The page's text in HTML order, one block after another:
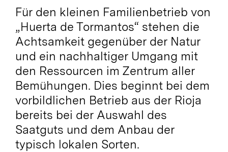
Für den kleinen Familienbetrieb von
„Huerta de Tormantos“ stehen die
Achtsamkeit gegenüber der Natur
und ein nachhaltiger Umgang mit
den Ressourcen im Zentrum aller
Bemühungen. Dies beginnt bei dem
vorbildlichen Betrieb aus der Rioja
bereits bei der Auswahl des
Saatguts und dem Anbau der
typisch lokalen Sorten.